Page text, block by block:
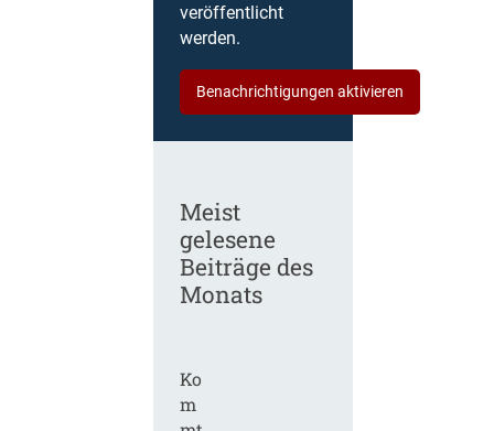
veröffentlicht
werden.
Benachrichtigungen aktivieren
Meist
gelesene
Beiträge des
Monats
Ko
m